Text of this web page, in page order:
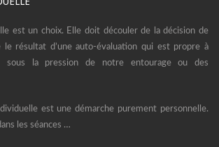
est un choix. Elle doit découler de la décision de
résultat d’une auto-évaluation qui est propre à
sous la pression de notre entourage ou des
est une démarche purement personnelle.
les séances …